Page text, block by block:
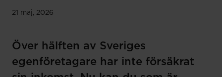
21 maj, 2026
Över hälften av Sveriges
egenföretagare har inte försäkrat